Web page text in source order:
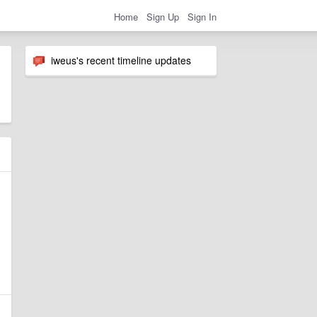
Home Sign Up Sign In
iweus's recent timeline updates